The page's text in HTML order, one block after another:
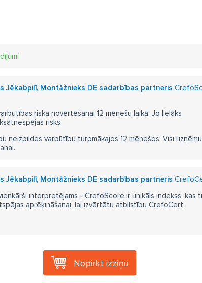
Jēkabpilī, Montāžnieks DE sadarbības partneris
riska novērtēšanai 12 mēnešu laikā. Jo lielāks
risks.
neizpildes varbūtību turpmākajos 12 mēnešos. Visi
Jēkabpilī, Montāžnieks DE sadarbības partneris
interpretējams - CrefoScore ir unikāls indekss, kas
aprēķināšanai, lai izvērtētu atbilstību CrefoCert
Nopirkt izziņu